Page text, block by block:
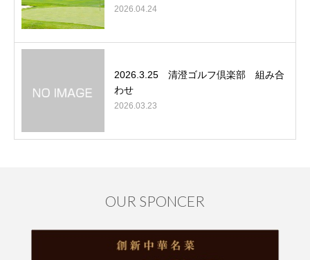
2026.04.24
2026.3.25 清澄ゴルフ倶楽部 組み合
わせ
2026.03.23
OUR SPONCER